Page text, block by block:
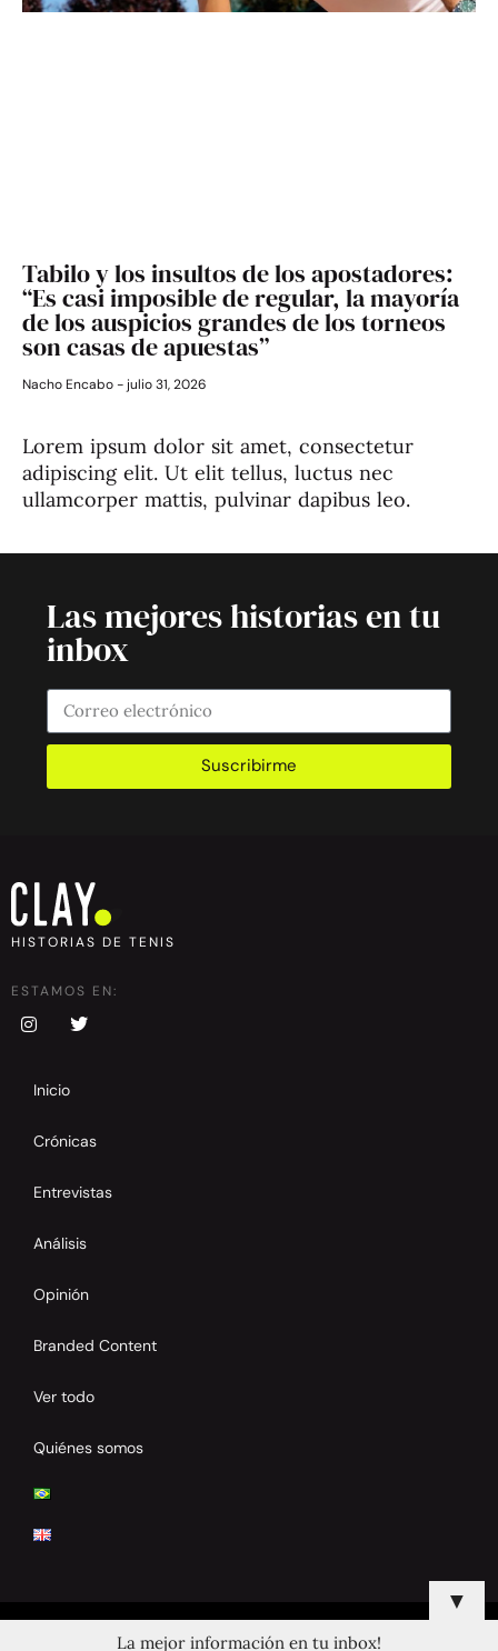
Tabilo y los insultos de los apostadores:
“Es casi imposible de regular, la mayoría
de los auspicios grandes de los torneos
son casas de apuestas”
Nacho Encabo julio 31, 2026
Lorem ipsum dolor sit amet, consectetur
adipiscing elit. Ut elit tellus, luctus nec
ullamcorper mattis, pulvinar dapibus leo.
Las mejores historias en tu
inbox
Suscribirme
HISTORIAS DE TENIS
ESTAMOS EN:
Inicio
Crónicas
Entrevistas
Análisis
Opinión
Branded Content
Ver todo
Quiénes somos
▼
La mejor información en tu inbox!